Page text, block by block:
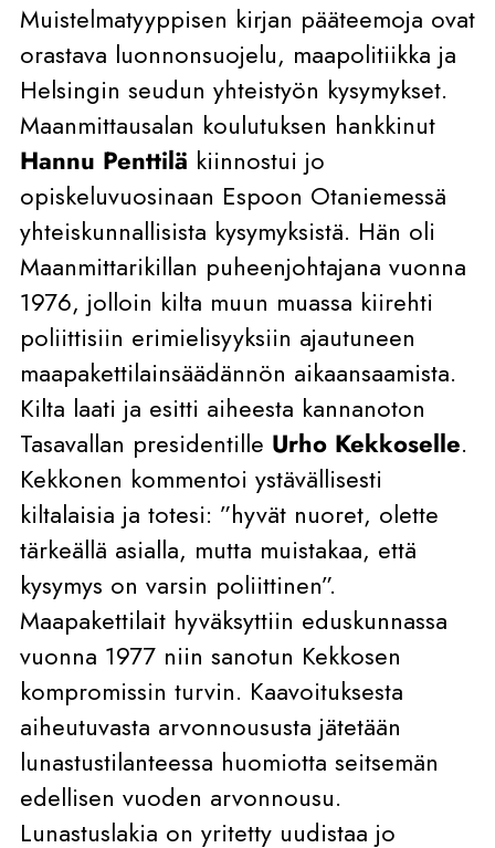
Muistelmatyyppisen kirjan pääteemoja ovat
orastava luonnonsuojelu, maapolitiikka ja
Helsingin seudun yhteistyön kysymykset.
Maanmittausalan koulutuksen hankkinut
Hannu Penttilä kiinnostui jo
opiskeluvuosinaan Espoon Otaniemessä
yhteiskunnallisista kysymyksistä. Hän oli
Maanmittarikillan puheenjohtajana vuonna
1976, jolloin kilta muun muassa kiirehti
poliittisiin erimielisyyksiin ajautuneen
maapakettilainsäädännön aikaansaamista.
Kilta laati ja esitti aiheesta kannanoton
Tasavallan presidentille Urho Kekkoselle.
Kekkonen kommentoi ystävällisesti
kiltalaisia ja totesi: ”hyvät nuoret, olette
tärkeällä asialla, mutta muistakaa, että
kysymys on varsin poliittinen”.
Maapakettilait hyväksyttiin eduskunnassa
vuonna 1977 niin sanotun Kekkosen
kompromissin turvin. Kaavoituksesta
aiheutuvasta arvonnoususta jätetään
lunastustilanteessa huomiotta seitsemän
edellisen vuoden arvonnousu.
Lunastuslakia on yritetty uudistaa jo